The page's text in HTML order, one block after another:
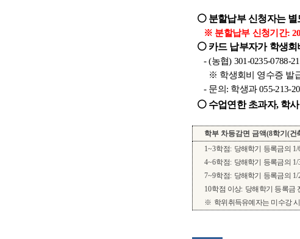
⚪ 분할납부 신청자는
※ 분할납부 신청기간:
⚪ 카드 납부자가 학생회
- (농협) 301-0235-0788-
※ 학생회비 영수증 발급:
- 문의: 학생과 055-213-
⚪ 수업연한 초과자, 학
학부 차등감면 금액(8학기 (건
1~3학점: 당해학기 등록금의 1/
4~6학점: 당해학기 등록금의 1/
7~9학점: 당해학기 등록금의 1/
10학점 이상: 당해학기 등록금
※ 학위취득유예자는 미수강